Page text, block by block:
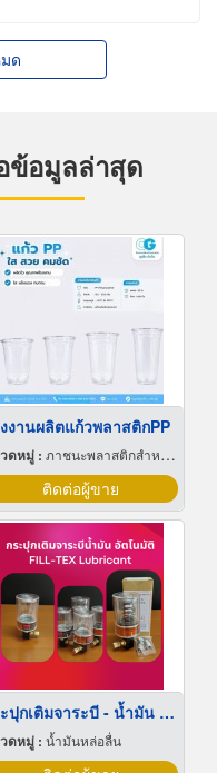
ด
อมูลล่าสุด
งานผลิตแก้วพลาสติกPP
ดหมู่ : ภาชนะพลาสติกสำหรับบรรจุ
ติดต่อผู้ขาย
กระปุกเติมจาระบี - น้ำมัน อัตโนมัติ
ดหมู่ : น้ำมันหล่อลื่น